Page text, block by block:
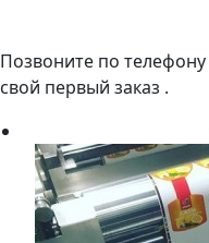
Позвоните по телефону
свой первый заказ .